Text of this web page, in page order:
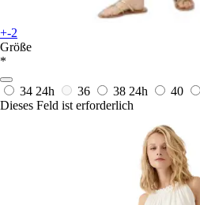
+-2
Größe
*
34 24h 36 38 24h 40
Dieses Feld ist erforderlich